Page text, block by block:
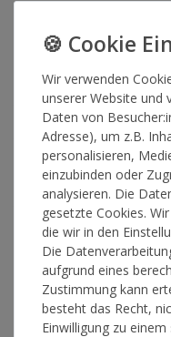
Artikelnummer13904
GRÖSSE
17,90 €*
Lieferzeit 2-4
Wir verwenden
unserer Website und
Daten von
Adresse), um z.B.
personalisieren,
einzubinden oder
analysieren. Die
gesetzte Cookies.
die wir in den
Die
aufgrund eines
Zustimmung kann
besteht das Recht,
Einwilligung zu